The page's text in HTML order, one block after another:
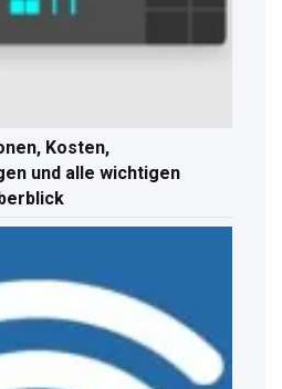
Kosten,
und alle wichtigen